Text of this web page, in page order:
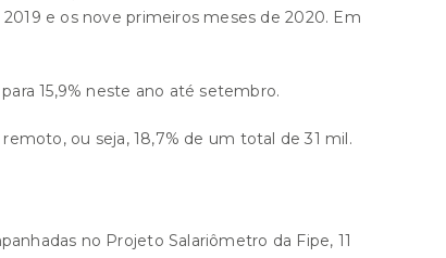
e os nove primeiros meses de 2020. Em
15,9% neste ano até setembro.
ou seja, 18,7% de um total de 31 mil.
no Projeto Salariômetro da Fipe, 11